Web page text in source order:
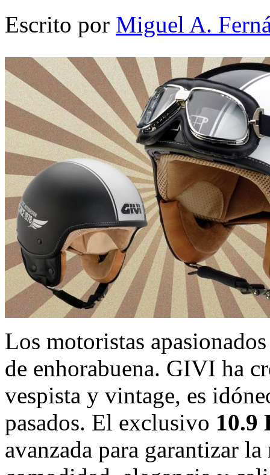
Escrito por Miguel A.
Los motoristas
de enhorabuena. GIVI ha
vespista y vintage, es
pasados. El exclusivo 10.9
avanzada para garantizar